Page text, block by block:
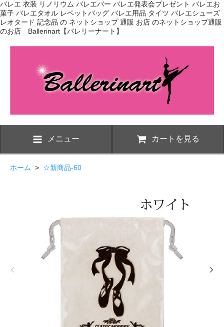
バレエ 衣装 リノリウム バレエバー バレエ発表会プレゼント バレエお
菓子 バレエタオル レペットバッグ バレエ用品 タイツ バレエシューズ
レオタード 記念品 の ネットショップ 通販 お店 のネットショップ通販
のお店 Ballerinart【バレリーナート】
メニュー カートを見る
ホーム > ☆新商品-60